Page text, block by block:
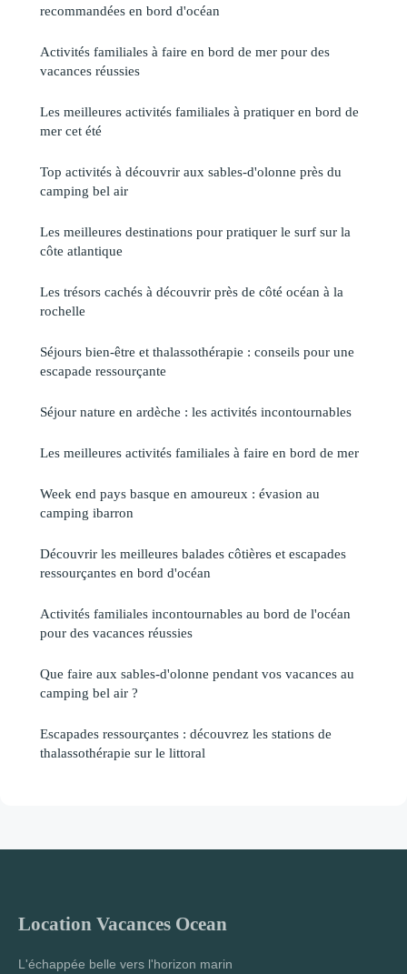
recommandées en bord d'océan
Activités familiales à faire en bord de mer pour des
vacances réussies
Les meilleures activités familiales à pratiquer en bord de
mer cet été
Top activités à découvrir aux sables-d'olonne près du
camping bel air
Les meilleures destinations pour pratiquer le surf sur la
côte atlantique
Les trésors cachés à découvrir près de côté océan à la
rochelle
Séjours bien-être et thalassothérapie : conseils pour une
escapade ressourçante
Séjour nature en ardèche : les activités incontournables
Les meilleures activités familiales à faire en bord de mer
Week end pays basque en amoureux : évasion au
camping ibarron
Découvrir les meilleures balades côtières et escapades
ressourçantes en bord d'océan
Activités familiales incontournables au bord de l'océan
pour des vacances réussies
Que faire aux sables-d'olonne pendant vos vacances au
camping bel air ?
Escapades ressourçantes : découvrez les stations de
thalassothérapie sur le littoral
Location Vacances Ocean
L'échappée belle vers l'horizon marin